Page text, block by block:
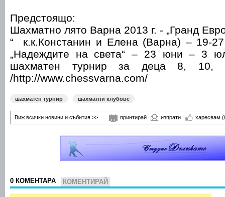
Предстоящо:
Шахматно лято Варна 2013 г. - „Гранд
“ к.к.Констанин и Елена (Варна) – 19-
„Надеждите на света“ – 23 юни – 3
шахматен турнир за деца 8,
/http://www.chessvarna.com/
шахматен турнир шахматни клубове
Виж всички новини и събития >> принтирай изпрати харесвам
0 КОМЕНТАРА КОМЕНТИРАЙ